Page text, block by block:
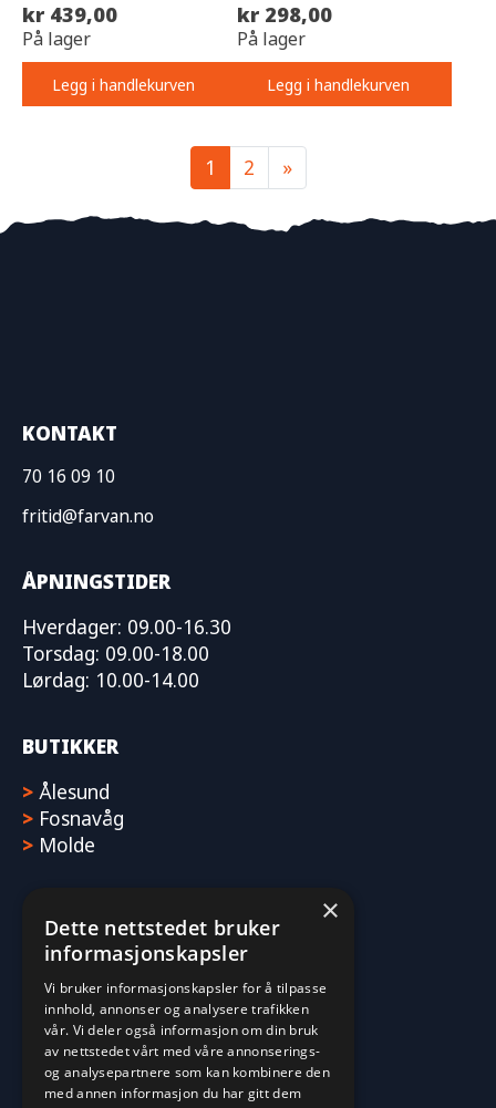
kr 439,00
På lager
Legg i handlekurven
kr 298,00
På lager
Legg i handlekurven
1 2 »
KONTAKT
70 16 09 10
fritid@farvan.no
ÅPNINGSTIDER
Hverdager: 09.00-16.30
Torsdag: 09.00-18.00
Lørdag: 10.00-14.00
BUTIKKER
> Ålesund
> Fosnavåg
> Molde
×
Dette nettstedet bruker
informasjonskapsler
Vi bruker informasjonskapsler for å tilpasse
innhold, annonser og analysere trafikken
vår. Vi deler også informasjon om din bruk
av nettstedet vårt med våre annonserings-
og analysepartnere som kan kombinere den
med annen informasjon du har gitt dem